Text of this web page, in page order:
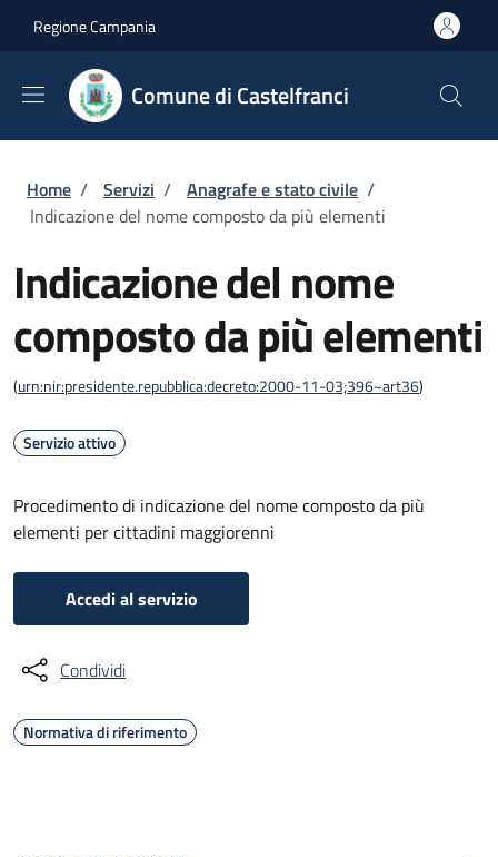
Regione Campania
Comune di Castelfranci
Briciole di pane
Home / Servizi / Anagrafe e stato civile /
Indicazione del nome composto da più elementi
Indicazione del nome
composto da più elementi
(urn:nir:presidente.repubblica:decreto:2000-11-03;396~art36)
Servizio attivo
Procedimento di indicazione del nome composto da più
elementi per cittadini maggiorenni
Accedi al servizio
Condividi
Normativa di riferimento